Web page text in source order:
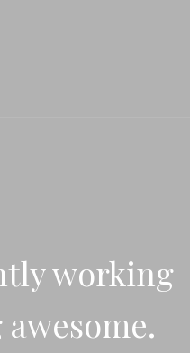
working